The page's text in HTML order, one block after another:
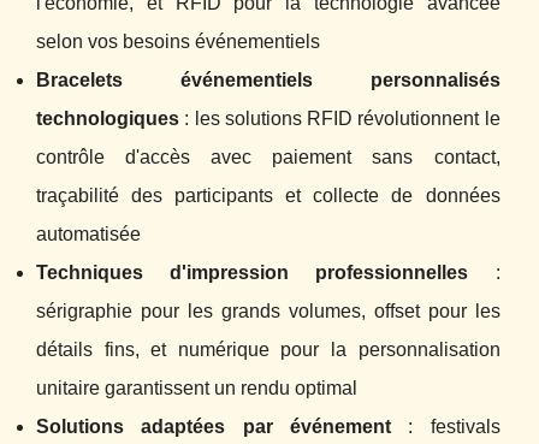
selon vos besoins événementiels
Bracelets événementiels personnalisés
technologiques : les solutions RFID révolutionnent le
contrôle d'accès avec paiement sans contact,
traçabilité des participants et collecte de données
automatisée
Techniques d'impression professionnelles :
sérigraphie pour les grands volumes, offset pour les
détails fins, et numérique pour la personnalisation
unitaire garantissent un rendu optimal
Solutions adaptées par événement: festivals